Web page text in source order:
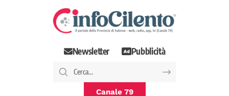
Newsletter Pubblicità
Canale 79